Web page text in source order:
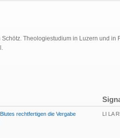
Theologiestudium in Luzern und in
rechtfertigen die Vergabe
LI LA